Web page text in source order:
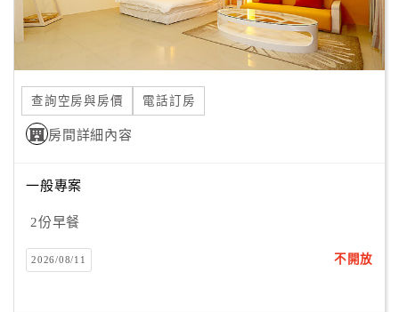
查詢空房與房價 電話訂房
房間詳細內容
一般專案
2份早餐
2026/08/11 不開放